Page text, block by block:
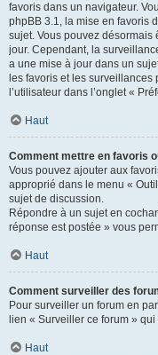
favoris dans un navigateur.
phpBB 3.1, la mise en favoris
sujet. Vous pouvez désormais
jour. Cependant, la
a une mise à jour dans un
les favoris et les
l’utilisateur dans l’onglet «
Haut
Comment mettre en favoris
Vous pouvez ajouter aux
approprié dans le menu «
sujet de discussion.
Répondre à un sujet en
réponse est postée » vous
Haut
Comment surveiller des
Pour surveiller un forum en
lien « Surveiller ce forum »
Haut